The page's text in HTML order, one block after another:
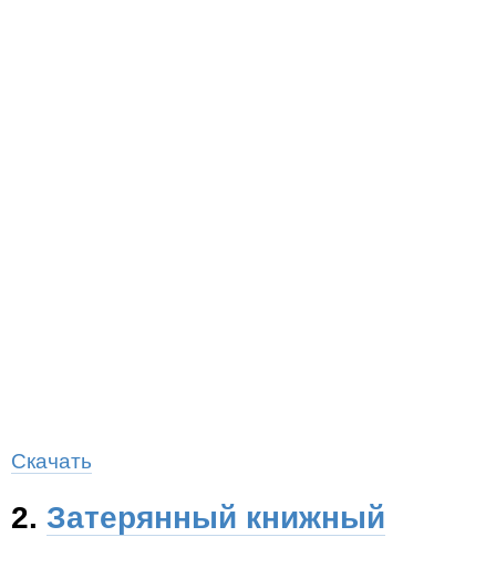
Скачать
2. Затерянный книжный